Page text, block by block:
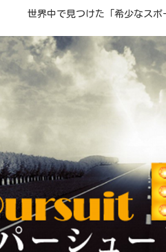
世界中で見つけた「希少なス